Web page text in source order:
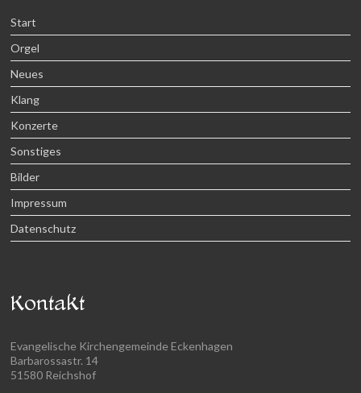
Start
Orgel
Neues
Klang
Konzerte
Sonstiges
Bilder
Impressum
Datenschutz
Kontakt
Evangelische Kirchengemeinde Eckenhagen
Barbarossastr. 14
51580 Reichshof